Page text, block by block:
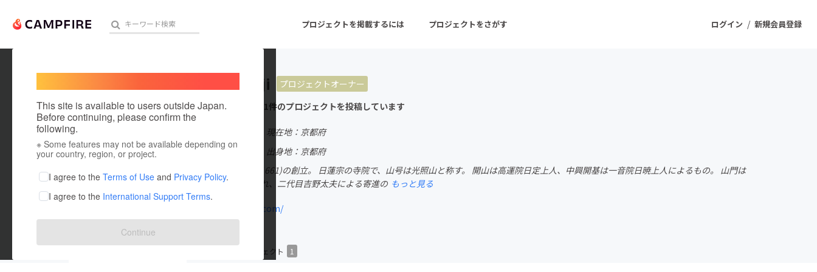
ログイン / 新規会員登録
プロジェクトを掲載するには プロジェクトをさがす
人気のプロジェクト 注目のリターン 注目の新着プロジェクト
アート・写真 音楽
テクノロジー・ガジェット
ゲーム・サービス開発 フード・飲食店
ファッション
映像・映画
ビジネス・起業
まちづくり・地域活性化
This site is available to users outside Japan.
Before continuing, please confirm the
following.
※ Some features may not be available depending on
your country, region, or project.
I agree to the Terms of Use and Privacy Policy.
I agree to the International Support Terms.
Continue
renkyuji
プロジェクトオーナー
これまでに1件のプロジェクトを投稿しています
現在地：京都府
出身国：日本
出身地：京都府
寛文元年7月(1661)の創立。 日蓮宗の寺院で、山号は光照山と称す。 開山は高運院日定上人、中興開基は一音院日暁上人によるもの。 山門は
吉野門と呼ばれ、二代目吉野太夫による寄進の もっと見る
renkyu-ji.com/
プロジェクト 1